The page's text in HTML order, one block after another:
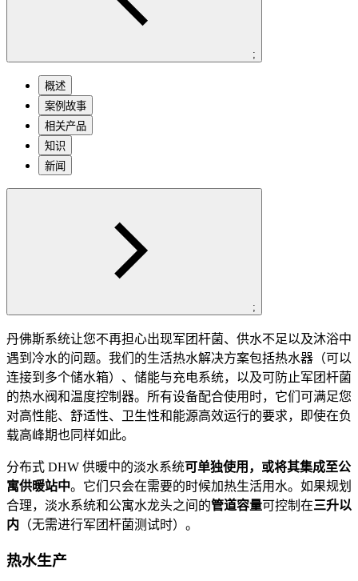
;
概述
案例故事
相关产品
知识
新闻
;
丹佛斯系统让您不再担心出现军团杆菌、供水不足以及沐浴中
遇到冷水的问题。我们的生活热水解决方案包括热水器（可以
连接到多个储水箱）、储能与充电系统，以及可防止军团杆菌
的热水阀和温度控制器。所有设备配合使用时，它们可满足您
对高性能、舒适性、卫生性和能源高效运行的要求，即使在负
载高峰期也同样如此。
分布式 DHW 供暖中的淡水系统可单独使用，或将其集成至公
寓供暖站中。它们只会在需要的时候加热生活用水。如果规划
合理，淡水系统和公寓水龙头之间的管道容量可控制在三升以
内 （无需进行军团杆菌测试时）。
热水生产